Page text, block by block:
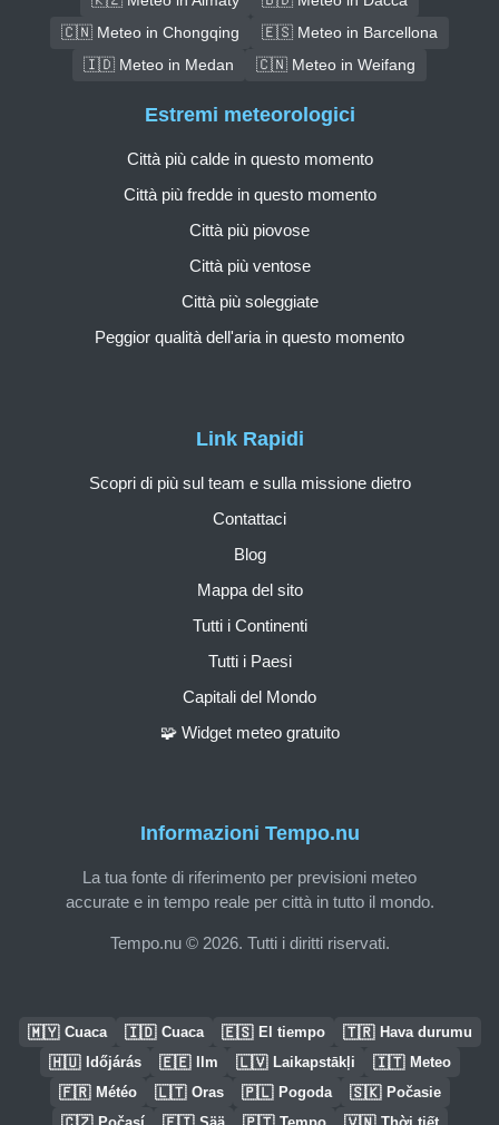
🇨🇳 Meteo in Chongqing
🇪🇸 Meteo in Barcellona
🇮🇩 Meteo in Medan
🇨🇳 Meteo in Weifang
Informazioni Tempo.nu
La tua fonte di riferimento per previsioni meteo
accurate e in tempo reale per città in tutto il mondo.
Tempo.nu © 2026. Tutti i diritti riservati.
Link Rapidi
Scopri di più sul team e sulla missione dietro
Contattaci
Blog
Mappa del sito
Tutti i Continenti
Tutti i Paesi
Capitali del Mondo
🧩 Widget meteo gratuito
Estremi meteorologici
Città più calde in questo momento
Città più fredde in questo momento
Città più piovose
Città più ventose
Città più soleggiate
Peggior qualità dell'aria in questo momento
🇲🇾 Cuaca 🇮🇩 Cuaca 🇪🇸 El tiempo 🇹🇷 Hava durumu
🇭🇺 Időjárás 🇪🇪 Ilm 🇱🇻 Laikapstākļi 🇮🇹 Meteo
🇫🇷 Météo 🇱🇹 Oras 🇵🇱 Pogoda 🇸🇰 Počasie